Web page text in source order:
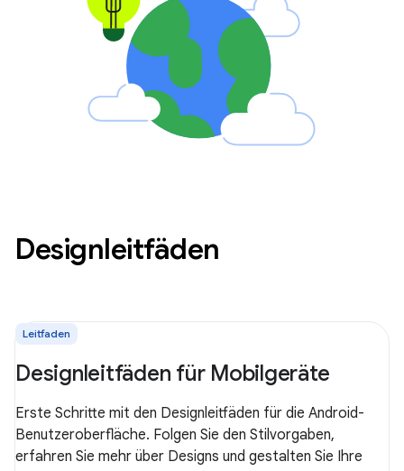
Designleitfäden
Leitfaden
Designleitfäden für Mobilgeräte
Erste Schritte mit den Designleitfäden für die Android-
Benutzeroberfläche. Folgen Sie den Stilvorgaben,
erfahren Sie mehr über Designs und gestalten Sie Ihre